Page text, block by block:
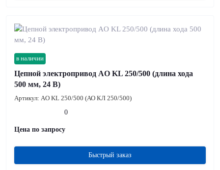
в наличии
Цепной электропривод AO KL 250/500 (длина хода
500 мм, 24 В)
Артикул: AO KL 250/500 (АО КЛ 250/500)
0
Цена по запросу
Быстрый заказ